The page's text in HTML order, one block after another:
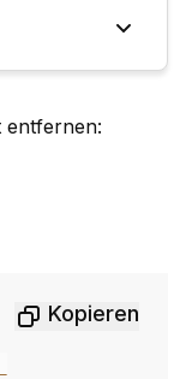
entfernen:
Kopieren